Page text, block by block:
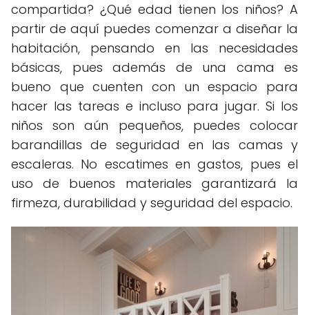
compartida? ¿Qué edad tienen los niños? A
partir de aquí puedes comenzar a diseñar la
habitación, pensando en las necesidades
básicas, pues además de una cama es
bueno que cuenten con un espacio para
hacer las tareas e incluso para jugar. Si los
niños son aún pequeños, puedes colocar
barandillas de seguridad en las camas y
escaleras. No escatimes en gastos, pues el
uso de buenos materiales garantizará la
firmeza, durabilidad y seguridad del espacio.